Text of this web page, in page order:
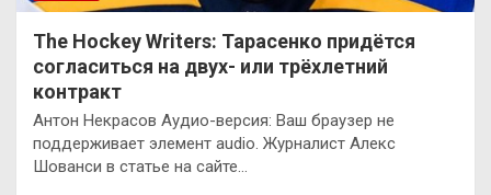
The Hockey Writers: Тарасенко придётся
согласиться на двух- или трёхлетний
контракт
Антон Некрасов Аудио-версия: Ваш браузер не
поддерживает элемент audio. Журналист Алекс
Шованси в статье на сайте…